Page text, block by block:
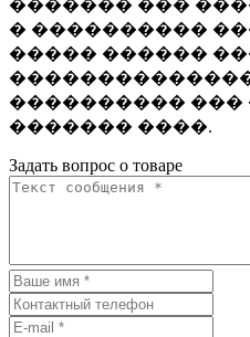
������� ���
� ����������
����� ������
���������� ���
������� ����.
Задать вопрос о товаре